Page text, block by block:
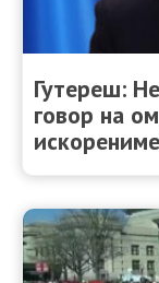
Гутереш:
говор на
искорениме